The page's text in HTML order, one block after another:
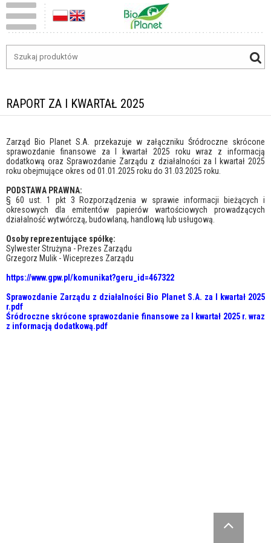
RAPORT ZA I KWARTAŁ 2025
Zarząd Bio Planet S.A. przekazuje w załączniku Śródroczne skrócone
sprawozdanie finansowe za I kwartał 2025 roku wraz z informacją
dodatkową oraz Sprawozdanie Zarządu z działalności za I kwartał 2025
roku obejmujące okres od 01.01.2025 roku do 31.03.2025 roku.
PODSTAWA PRAWNA:
§ 60 ust. 1 pkt 3 Rozporządzenia w sprawie informacji bieżących i
okresowych dla emitentów papierów wartościowych prowadzących
działalność wytwórczą, budowlaną, handlową lub usługową.
Osoby reprezentujące spółkę:
Sylwester Strużyna - Prezes Zarządu
Grzegorz Mulik - Wiceprezes Zarządu
https://www.gpw.pl/komunikat?geru_id=467322
Sprawozdanie Zarządu z działalności Bio Planet S.A. za I kwartał 2025
r.pdf
Śródroczne skrócone sprawozdanie finansowe za I kwartał 2025 r. wraz
z informacją dodatkową.pdf